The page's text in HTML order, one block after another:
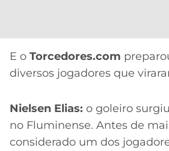
E o Torcedores.com
diversos jogadores que
Nielsen Elias: o goleiro
no Fluminense. Antes de
considerado um dos